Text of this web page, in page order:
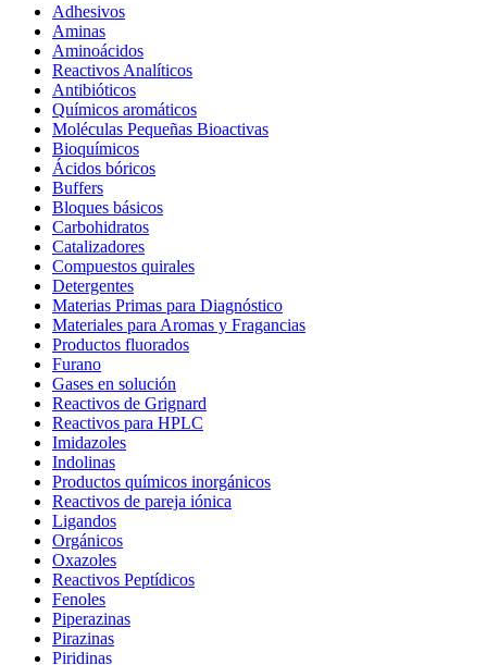
Adhesivos
Aminas
Aminoácidos
Reactivos Analíticos
Antibióticos
Químicos aromáticos
Moléculas Pequeñas Bioactivas
Bioquímicos
Ácidos bóricos
Buffers
Bloques básicos
Carbohidratos
Catalizadores
Compuestos quirales
Detergentes
Materias Primas para Diagnóstico
Materiales para Aromas y Fragancias
Productos fluorados
Furano
Gases en solución
Reactivos de Grignard
Reactivos para HPLC
Imidazoles
Indolinas
Productos químicos inorgánicos
Reactivos de pareja iónica
Ligandos
Orgánicos
Oxazoles
Reactivos Peptídicos
Fenoles
Piperazinas
Pirazinas
Piridinas